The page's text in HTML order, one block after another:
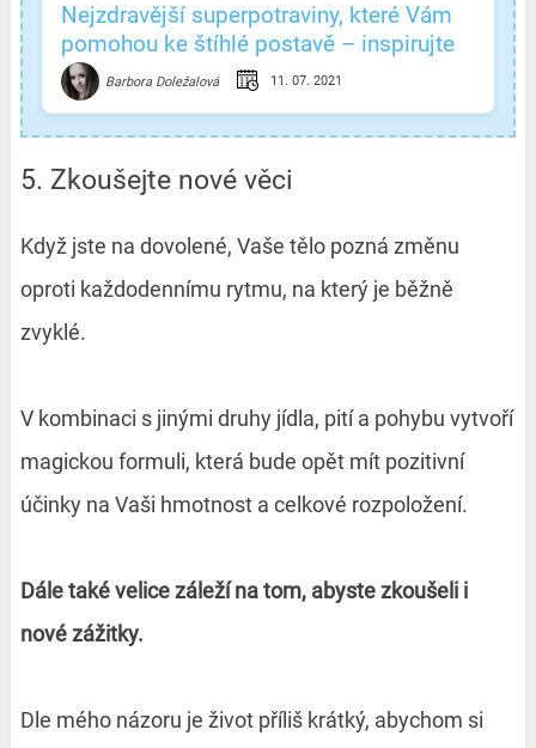
Nejzdravější superpotraviny, které Vám
pomohou ke štíhlé postavě – inspirujte
se!
Barbora Doležalová 11. 07. 2021
5. Zkoušejte nové věci
Když jste na dovolené, Vaše tělo pozná změnu
oproti každodennímu rytmu, na který je běžně
zvyklé.
V kombinaci s jinými druhy jídla, pití a pohybu vytvoří
magickou formuli, která bude opět mít pozitivní
účinky na Vaši hmotnost a celkové rozpoložení.
Dále také velice záleží na tom, abyste zkoušeli i
nové zážitky.
Dle mého názoru je život příliš krátký, abychom si